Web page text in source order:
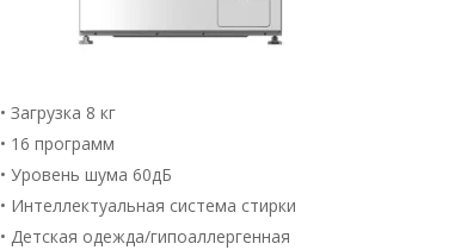
• Загрузка 8 кг
• 16 программ
• Уровень шума 60дБ
• Интеллектуальная система стирки
• Детская одежда/гипоаллергенная